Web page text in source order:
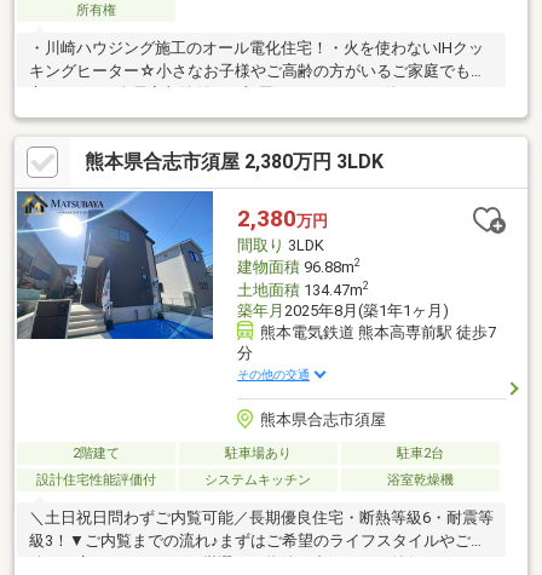
所有権
・川崎ハウジング施工のオール電化住宅！・火を使わないIHクッ
キングヒーター☆小さなお子様やご高齢の方がいるご家庭でも安
心ですね♪・全居室収納付！お部屋をすっきりとお使いいただけま
す。【備考】・共有持分土地：664-1（地番）2.07㎡（宅地）持分
2分の1・敷地内電柱有・駐車場：2台可※居住中の為ご内覧には事
前の日程調整が必要です。ご見学の際は事前のご連絡お願いしま
す。
熊本県合志市須屋 2,380万円 3LDK
2,380万円
間取り 3LDK
建物面積96.88m2
土地面積134.47m2
築年月 2025年8月(築1年1ヶ月)
熊本電気鉄道 熊本高専前駅 徒歩7
分
その他の交通
熊本県合志市須屋
2階建て 駐車場あり
駐車2台
設計住宅性能評価付
システムキッチン 浴室乾燥機
＼土日祝日問わずご内覧可能／長期優良住宅・断熱等級6・耐震等
級3！▼ご内覧までの流れ♪まずはご希望のライフスタイルやご条